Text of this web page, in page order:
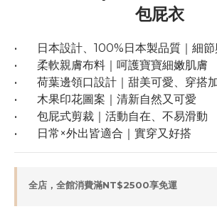
包屁衣
•	日本設計、100%日本製品質｜細
•	柔軟親膚布料｜呵護寶寶細嫩肌膚
•	荷葉邊領口設計｜甜美可愛、穿搭
•	木果印花圖案｜清新自然又可愛
•	包屁式剪裁｜活動自在、不易滑動
•	日常×外出皆適合｜實穿又好搭
全店，全館消費滿NT$2500享免運